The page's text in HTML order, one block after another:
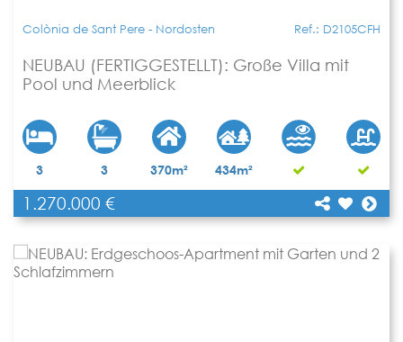
Colònia de Sant Pere - Nordosten Ref.: D2105CFH
NEUBAU (FERTIGGESTELLT): Große Villa mit
Pool und Meerblick
3 3 370m² 434m²
1.270.000 €
[shariff title="NEUBAU (FERTIGGESTELLT): Große
Villa mit Pool und Meerblick"
neubau-fertiggestellt-grosse-villa-mit/"]